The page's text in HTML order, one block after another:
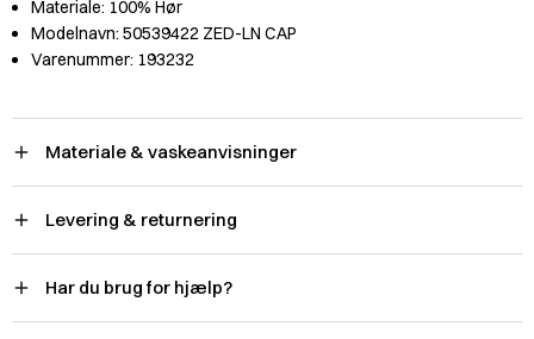
Materiale: 100% Hør
Modelnavn: 50539422 ZED-LN CAP
Varenummer: 193232
Materiale & vaskeanvisninger
Levering & returnering
Har du brug for hjælp?